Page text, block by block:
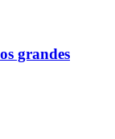
grandes